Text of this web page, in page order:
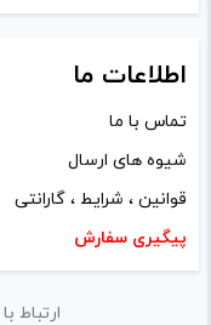
اطلاعات ما
تماس با ما
شیوه های ارسال
قوانین ، شرایط ، گارانتی
پیگیری سفارش
ارتباط